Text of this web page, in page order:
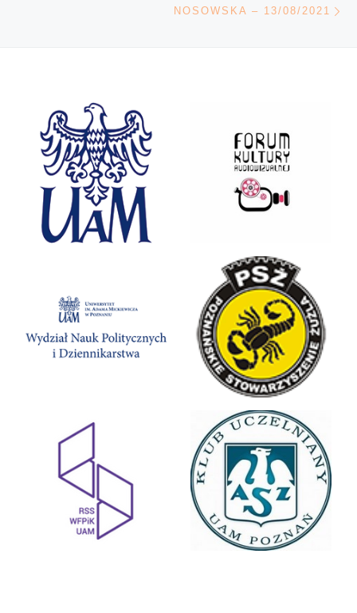
NOSOWSKA – 13/08/2021